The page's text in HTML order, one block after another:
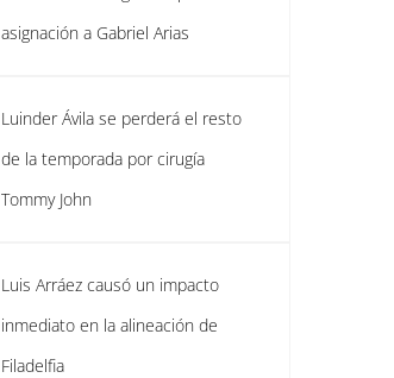
asignación a Gabriel Arias
Luinder Ávila se perderá el resto
de la temporada por cirugía
Tommy John
Luis Arráez causó un impacto
inmediato en la alineación de
Filadelfia